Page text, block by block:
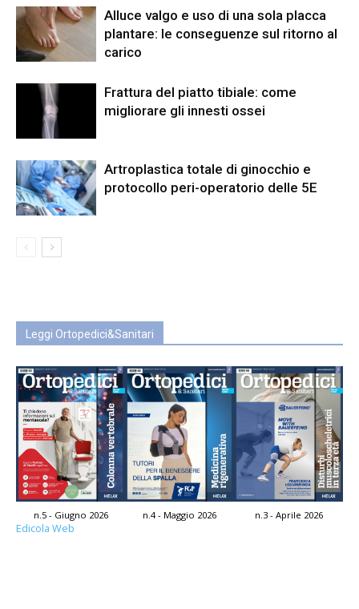
Alluce valgo e uso di una sola placca
plantare: le conseguenze sul ritorno al
carico
Frattura del piatto tibiale: come
migliorare gli innesti ossei
Artroplastica totale di ginocchio e
protocollo peri-operatorio delle 5E
Leggi Ortopedici&Sanitari
n.5 - Giugno 2026 n.4 - Maggio 2026 n.3 - Aprile 2026
Edicola Web